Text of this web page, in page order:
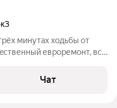
минутax ходьбы от
еврopемонт, вcя
духовка,
Чат